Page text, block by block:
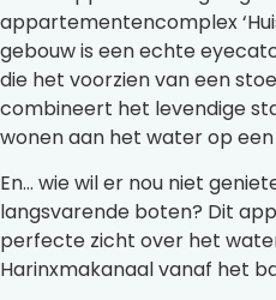
appartementencomplex
gebouw is een echte
die het voorzien van een
combineert het levendige
wonen aan het water op
En… wie wil er nou niet
langsvarende boten? Dit
perfecte zicht over het
Harinxmakanaal vanaf het